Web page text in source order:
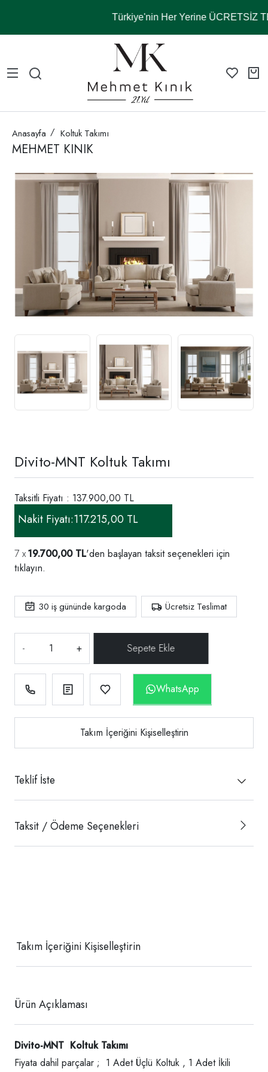
Türkiye'nin Her Yerine ÜCRETSİZ
Anasayfa Koltuk Takımı
MEHMET KINIK
Divito-MNT Koltuk Takımı
Taksitli Fiyatı : 137.900,00 TL
Nakit Fiyatı:117.215,00 TL
19.700,00 TL'den başlayan taksit seçenekleri için
tıklayın.
30 iş gününde kargoda Ücretsiz Teslimat
- +
WhatsApp
Takım İçeriğini Kişiselleştirin
Teklif İste
Taksit / Ödeme Seçenekleri
Takım İçeriğini Kişiselleştirin
Ürün Açıklaması
Divito-MNT Koltuk Takımı
Fiyata dahil parçalar ; 1 Adet Üçlü Koltuk , 1 Adet İkili